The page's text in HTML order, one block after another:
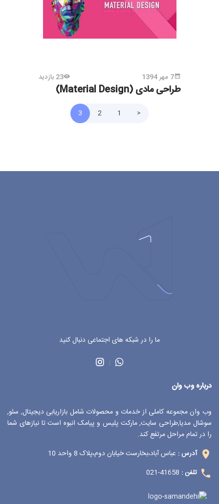
7 مهر 1394 23 بازدید
طراحی مادی (Material Design)
<
1
2
3
درباره وب وان
وب وان مجموعه کاملی از خدمات و محصولات شامل بازاریابی دیجیتال, سئو,
سوشال مدیا,طراحی سایت, مارکت پلیس و پیامک انبوه است تا نیازهای شما
را در تمام مراحل مرتفع کند.
آدرس : عباس آباد،بخارست خیابان دوم،پلاک 8 واحد 10
تلفن : 41658-021
ما را در شبکه های اجتماعی دنبال کنید